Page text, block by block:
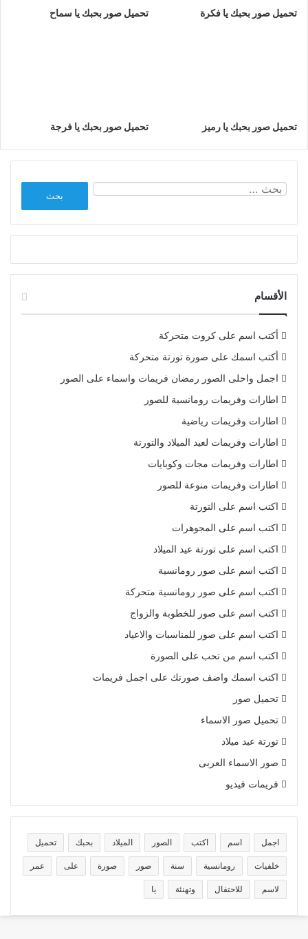
تحميل صور بحبك يا فكرة تحميل صور بحبك يا سماح
تحميل صور بحبك يا رميز تحميل صور بحبك يا فرجة
الأقسام
أكتب اسم على كروت متحركة
أكتب اسمك على صورة تورتة متحركة
اجمل واحلى الصور رمضان فريمات واسماء على الصور
اطارات وفريمات رومانسية للصور
اطارات وفريمات رياضية
اطارات وفريمات لعيد الميلاد والتورتة
اطارات وفريمات مجات وكوبايات
اطارات وفريمات منوعة للصور
اكتب اسم على التورتة
اكتب اسم على المجوهرات
اكتب اسم على تورتة عيد الميلاد
اكتب اسم على صور رومانسية
اكتب اسم على صور رومانسية متحركة
اكتب اسم على صور للخطوبة والزواج
اكتب اسم على صور للمناسبات والاعياد
اكتب اسم من تحب على الصورة
اكتب اسمك واضف صورتك على اجمل فريمات
تحميل صور
تحميل صور الاسماء
تورتة عيد ميلاد
صور الاسماء العربى
فريمات فيديو
اجمل اسم اكتب الصور الميلاد بحبك تحميل
خلفيات رومانسية سنة صور صورة على عمر
لاسم للاحتفال وتهنئة يا